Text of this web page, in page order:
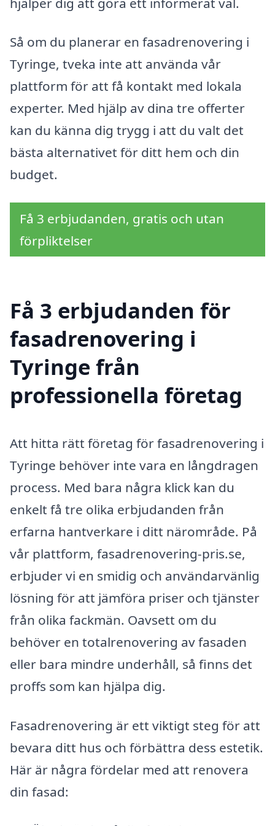
Så om du planerar en fasadrenovering i
Tyringe, tveka inte att använda vår
plattform för att få kontakt med lokala
experter. Med hjälp av dina tre offerter
kan du känna dig trygg i att du valt det
bästa alternativet för ditt hem och din
budget.
Få 3 erbjudanden, gratis och utan
förpliktelser
Få 3 erbjudanden för
fasadrenovering i
Tyringe från
professionella företag
Att hitta rätt företag för fasadrenovering i
Tyringe behöver inte vara en långdragen
process. Med bara några klick kan du
enkelt få tre olika erbjudanden från
erfarna hantverkare i ditt närområde. På
vår plattform, fasadrenovering-pris.se,
erbjuder vi en smidig och användarvänlig
lösning för att jämföra priser och tjänster
från olika fackmän. Oavsett om du
behöver en totalrenovering av fasaden
eller bara mindre underhåll, så finns det
proffs som kan hjälpa dig.
Fasadrenovering är ett viktigt steg för att
bevara ditt hus och förbättra dess estetik.
Här är några fördelar med att renovera
din fasad: